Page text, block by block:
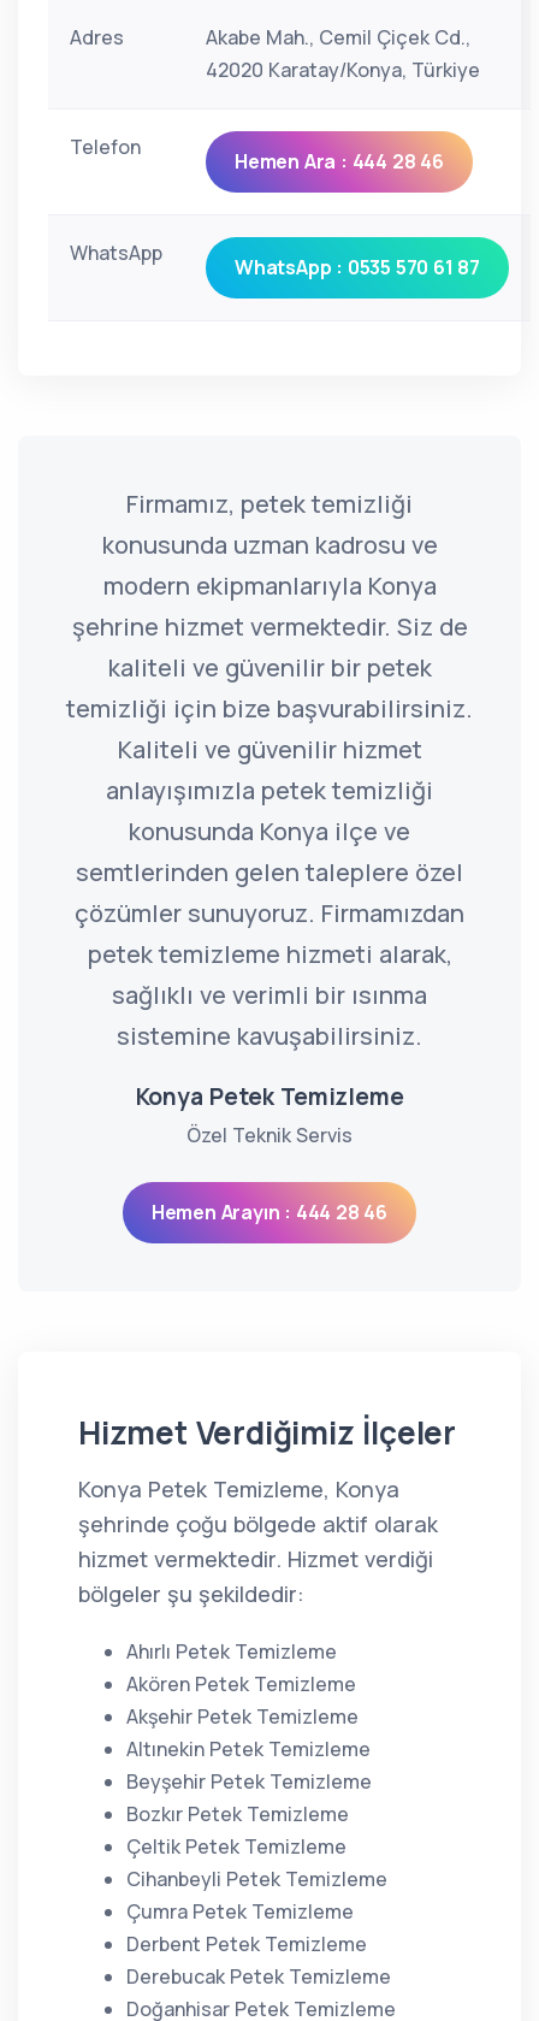
Adres
Akabe Mah., Cemil Çiçek Cd.,
42020 Karatay/Konya, Türkiye
Telefon
Hemen Ara : 444 28 46
WhatsApp
WhatsApp : 0535 570 61 87
Firmamız, petek temizliği
konusunda uzman kadrosu ve
modern ekipmanlarıyla Konya
şehrine hizmet vermektedir. Siz de
kaliteli ve güvenilir bir petek
temizliği için bize başvurabilirsiniz.
Kaliteli ve güvenilir hizmet
anlayışımızla petek temizliği
konusunda Konya ilçe ve
semtlerinden gelen taleplere özel
çözümler sunuyoruz. Firmamızdan
petek temizleme hizmeti alarak,
sağlıklı ve verimli bir ısınma
sistemine kavuşabilirsiniz.
Konya Petek Temizleme
Özel Teknik Servis
Hemen Arayın : 444 28 46
Hizmet Verdiğimiz İlçeler
Konya Petek Temizleme, Konya
şehrinde çoğu bölgede aktif olarak
hizmet vermektedir. Hizmet verdiği
bölgeler şu şekildedir:
Ahırlı Petek Temizleme
Akören Petek Temizleme
Akşehir Petek Temizleme
Altınekin Petek Temizleme
Beyşehir Petek Temizleme
Bozkır Petek Temizleme
Çeltik Petek Temizleme
Cihanbeyli Petek Temizleme
Çumra Petek Temizleme
Derbent Petek Temizleme
Derebucak Petek Temizleme
Doğanhisar Petek Temizleme